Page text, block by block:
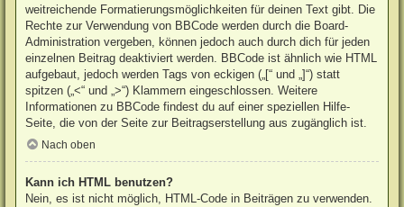
weitreichende Formatierungsmöglichkeiten für deinen Text gibt. Die
Rechte zur Verwendung von BBCode werden durch die Board-
Administration vergeben, können jedoch auch durch dich für jeden
einzelnen Beitrag deaktiviert werden. BBCode ist ähnlich wie HTML
aufgebaut, jedoch werden Tags von eckigen („[“ und „]“) statt
spitzen („<“ und „>“) Klammern eingeschlossen. Weitere
Informationen zu BBCode findest du auf einer speziellen Hilfe-
Seite, die von der Seite zur Beitragserstellung aus zugänglich ist.
Nach oben
Kann ich HTML benutzen?
Nein, es ist nicht möglich, HTML-Code in Beiträgen zu verwenden.